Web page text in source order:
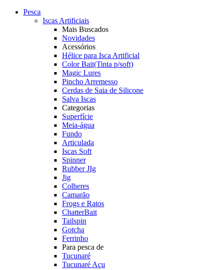
Pesca
Iscas Artificiais
Mais Buscados
Novidades
Acessórios
Hélice para Isca Artificial
Color Bait(Tinta p/soft)
Magic Lures
Pincho Arremesso
Cerdas de Saia de Silicone
Salva Iscas
Categorias
Superfície
Meia-água
Fundo
Articulada
Iscas Soft
Spinner
Rubber JIg
Jig
Colheres
Camarão
Frogs e Ratos
ChatterBait
Tailspin
Gotcha
Ferrinho
Para pesca de
Tucunaré
Tucunaré Açu